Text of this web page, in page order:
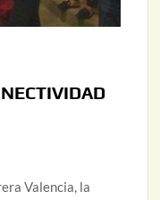
Valencia, la